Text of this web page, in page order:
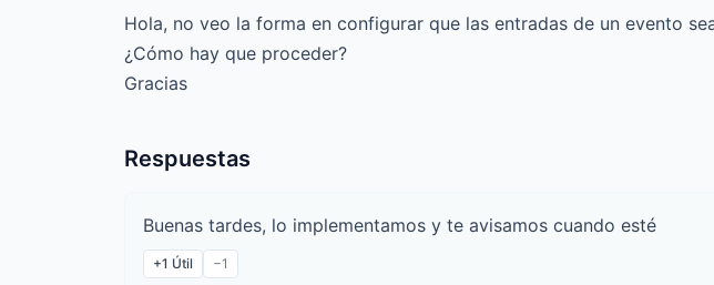
Hola, no veo la forma en configurar que las entradas de un evento
¿Cómo hay que proceder?
Gracias
Respuestas
Buenas tardes, lo implementamos y te avisamos cuando esté
+1 Útil −1